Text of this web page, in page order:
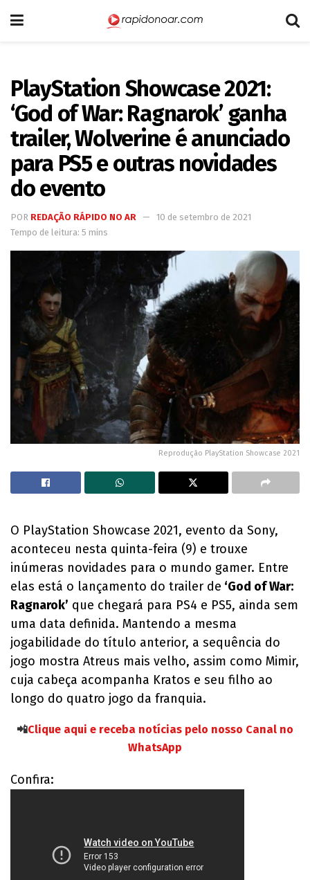
PlayStation Showcase 2021:
‘God of War: Ragnarok’ ganha
trailer, Wolverine é anunciado
para PS5 e outras novidades
do evento
POR REDAÇÃO RÁPIDO NO AR
10 de setembro de 2021
Tempo de leitura: 5 mins
Reprodução PlayStation Showcase 2021
O PlayStation Showcase 2021, evento da Sony,
aconteceu nesta quinta-feira (9) e trouxe
inúmeras novidades para o mundo gamer. Entre
elas está o lançamento do trailer de ‘God of War:
Ragnarok’ que chegará para PS4 e PS5, ainda sem
uma data definida. Mantendo a mesma
jogabilidade do título anterior, a sequência do
jogo mostra Atreus mais velho, assim como Mimir,
cuja cabeça acompanha Kratos e seu filho ao
longo do quatro jogo da franquia.
📲Clique aqui e receba notícias pelo nosso Canal no
WhatsApp
Confira: